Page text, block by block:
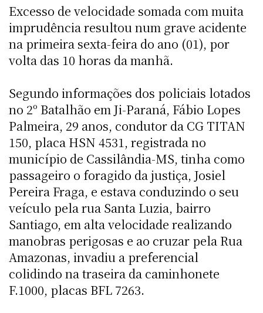
Excesso de velocidade somada com muita
imprudência resultou num grave acidente
na primeira sexta-feira do ano (01), por
volta das 10 horas da manhã.
Segundo informações dos policiais lotados
no 2º Batalhão em Ji-Paraná, Fábio Lopes
Palmeira, 29 anos, condutor da CG TITAN
150, placa HSN 4531, registrada no
município de Cassilândia-MS, tinha como
passageiro o foragido da justiça, Josiel
Pereira Fraga, e estava conduzindo o seu
veículo pela rua Santa Luzia, bairro
Santiago, em alta velocidade realizando
manobras perigosas e ao cruzar pela Rua
Amazonas, invadiu a preferencial
colidindo na traseira da caminhonete
F.1000, placas BFL 7263.